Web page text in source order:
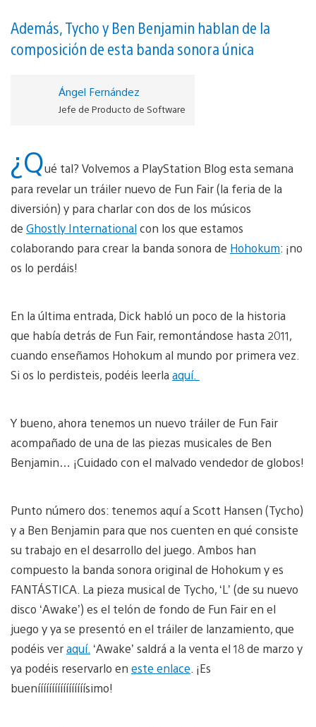
llamado
Fun
Fair
Además, Tycho y Ben Benjamin hablan de la
composición de esta banda sonora única
Ángel Fernández
Jefe de Producto de Software
¿Qué tal? Volvemos a PlayStation Blog esta semana
para revelar un tráiler nuevo de Fun Fair (la feria de la
diversión) y para charlar con dos de los músicos
de Ghostly Internationalcon los que estamos
colaborando para crear la banda sonora de Hohokum: ¡no
os lo perdáis!
En la última entrada, Dick habló un poco de la historia
que había detrás de Fun Fair, remontándose hasta 2011,
cuando enseñamos Hohokum al mundo por primera vez.
Si os lo perdisteis, podéis leerla aquí.
Y bueno, ahora tenemos un nuevo tráiler de Fun Fair
acompañado de una de las piezas musicales de Ben
Benjamin… ¡Cuidado con el malvado vendedor de globos!
Punto número dos: tenemos aquí a Scott Hansen (Tycho)
y a Ben Benjamin para que nos cuenten en qué consiste
su trabajo en el desarrollo del juego. Ambos han
compuesto la banda sonora original de Hohokum y es
FANTÁSTICA. La pieza musical de Tycho, ‘L’ (de su nuevo
disco ‘Awake’) es el telón de fondo de Fun Fair en el
juego y ya se presentó en el tráiler de lanzamiento, que
podéis veraquí. ‘Awake’ saldrá a la venta el 18 de marzo y
ya podéis reservarlo en este enlace . ¡Es
buenííííííííííííííííísimo!